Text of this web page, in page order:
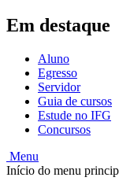
Em destaque
Aluno
Egresso
Servidor
Guia de cursos
Estude no IFG
Concursos
Menu
Início do menu